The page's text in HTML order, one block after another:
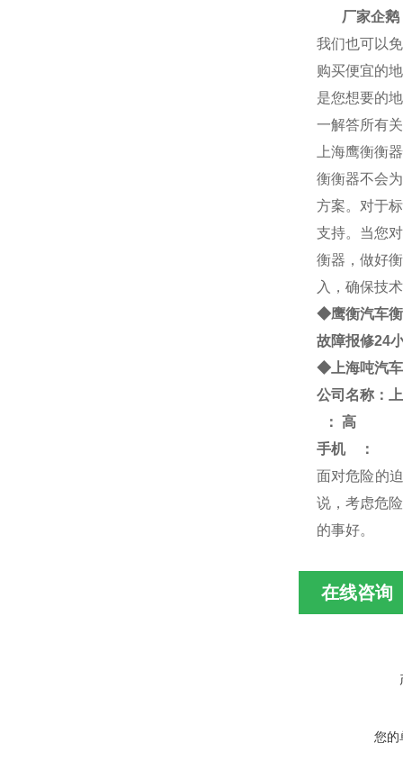
厂家企鹅
我们也可以
购买便宜的
是您想要的
一解答所有
上海鹰衡衡
衡衡器不会
方案。对于
支持。当您
衡器，做好
入，确保技
◆鹰衡汽车衡
故障报修24
◆上海吨汽
公司名称：
： 高
手机
：
面对危险的
说，考虑危
的事好。
在线咨询
您的